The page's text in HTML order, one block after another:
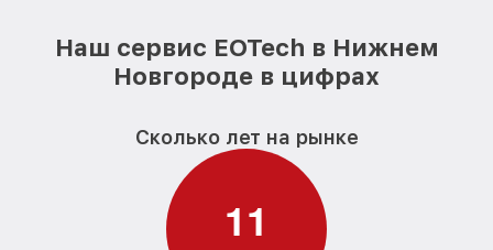
Наш сервис EOTech в Нижнем
Новгороде в цифрах
Сколько лет на рынке
11